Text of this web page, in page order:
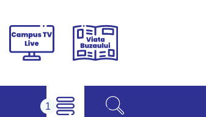
Campus
Viața